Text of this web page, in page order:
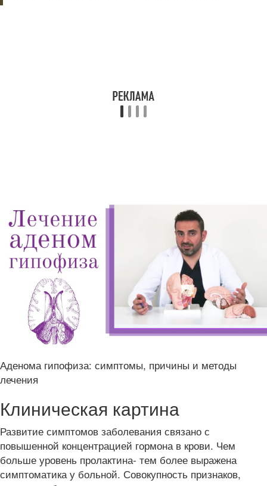
Аденома гипофиза: симптомы, причины и методы
лечения
Клиническая картина
Развитие симптомов заболевания связано с
повышенной концентрацией гормона в крови. Чем
больше уровень пролактина- тем более выражена
симптоматика у больной. Совокупность признаков,